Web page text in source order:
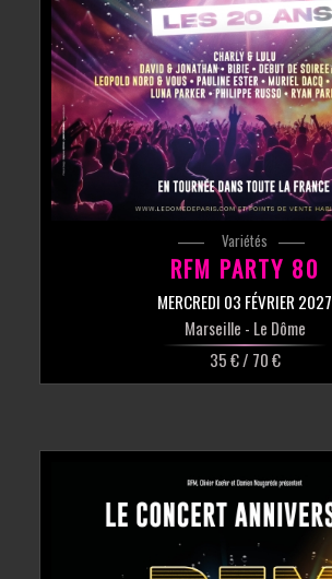
Variétés
RFM PARTY 80
MERCREDI 03 FÉVRIER 2027
Marseille - Le Dôme
35 € / 70 €